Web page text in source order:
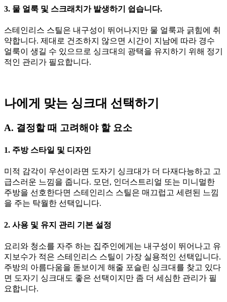
3. 물 얼룩 및 스크래치가 발생하기 쉽습니다.
스테인리스 스틸은 내구성이 뛰어나지만 물 얼룩과 긁힘에 취
약합니다. 제대로 건조하지 않으면 시간이 지남에 따라 경수
얼룩이 생길 수 있으므로 싱크대의 광택을 유지하기 위해 정기
적인 관리가 필요합니다.
나에게 맞는 싱크대 선택하기
A. 결정할 때 고려해야 할 요소
1. 주방 스타일 및 디자인
미적 감각이 우선이라면 도자기 싱크대가 더 다재다능하고 고
급스러운 느낌을 줍니다. 모던, 인더스트리얼 또는 미니멀한
주방을 선호한다면 스테인리스 스틸은 매끄럽고 세련된 느낌
을 주는 탁월한 선택입니다.
2. 사용 및 유지 관리 기본 설정
요리와 청소를 자주 하는 집주인에게는 내구성이 뛰어나고 유
지보수가 적은 스테인리스 스틸이 가장 실용적인 선택입니다.
주방의 아름다움을 돋보이게 해줄 포슬린 싱크대를 찾고 있다
면 도자기 싱크대도 좋은 선택이지만 좀 더 세심한 관리가 필
요합니다.